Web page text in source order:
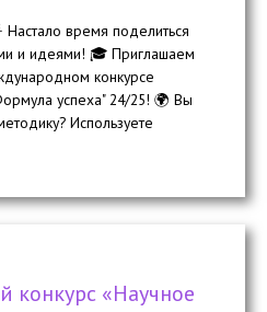
время поделиться
и идеями! 🎓 Приглашаем
конкурсе
успеха" 24/25! 🌍 Вы
Используете
«Научное